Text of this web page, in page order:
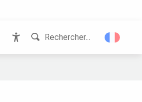
Rechercher...